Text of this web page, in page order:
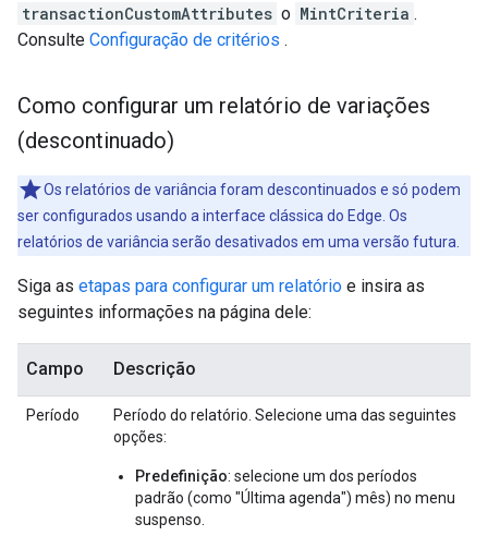
transactionCustomAttributes o MintCriteria .
Consulte Configuração de critérios .
Como configurar um relatório de variações
(descontinuado)
Os relatórios de variância foram descontinuados e só podem
ser configurados usando a interface clássica do Edge. Os
relatórios de variância serão desativados em uma versão futura.
Siga as etapas para configurar um relatório e insira as
seguintes informações na página dele:
Campo Descrição
Período
Período do relatório. Selecione uma das seguintes
opções:
Predefinição: selecione um dos períodos
padrão (como "Última agenda") mês) no menu
suspenso.